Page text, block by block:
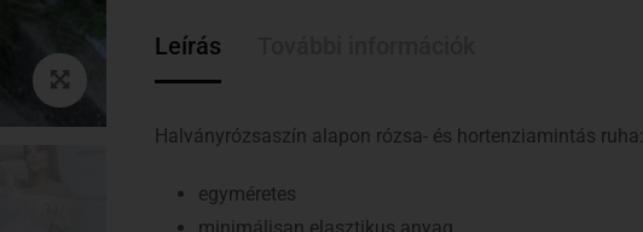
Leírás
Halványrózsaszín alapon rózsa- és hortenziamintás ruha:
egyméretes